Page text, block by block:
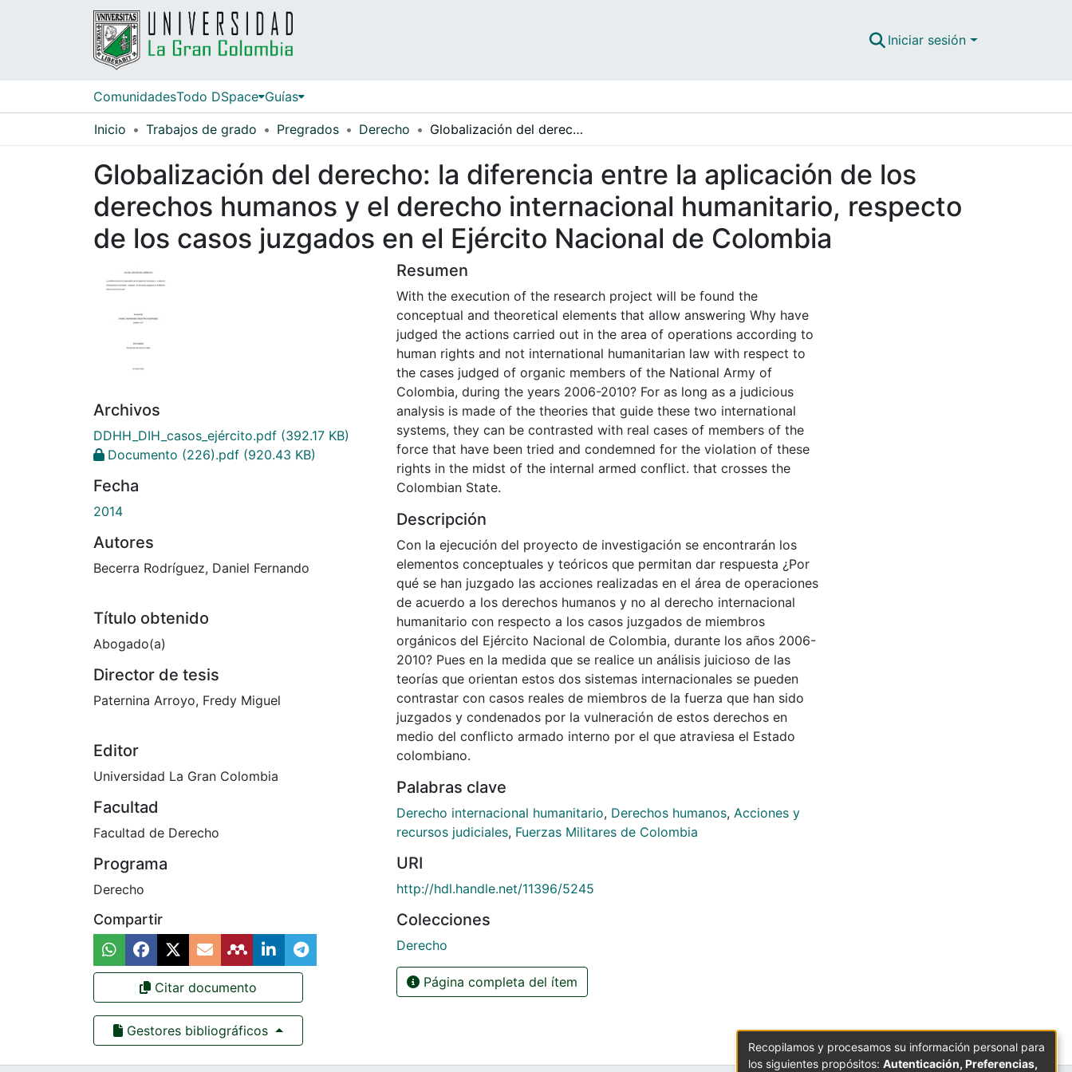
Iniciar sesión
ComunidadesTodo DSpace Guías
Inicio Trabajos de grado Pregrados Derecho Globalización del derecho: la diferencia entre la aplicación de los derechos humanos y el derecho internacional humanitario, respecto de los casos juzgados en el Ejército Nacional de Colombia
Globalización del derecho: la diferencia entre la aplicación de los
derechos humanos y el derecho internacional humanitario, respecto
de los casos juzgados en el Ejército Nacional de Colombia
Archivos
DDHH_DIH_casos_ejército.pdf (392.17 KB)
Documento (226).pdf (920.43 KB)
Fecha
2014
Autores
Becerra Rodríguez, Daniel Fernando
Título obtenido
Abogado(a)
Director de tesis
Paternina Arroyo, Fredy Miguel
Editor
Universidad La Gran Colombia
Facultad
Facultad de Derecho
Programa
Derecho
Compartir
Citar documento
Gestores bibliográficos
Resumen
With the execution of the research project will be found the
conceptual and theoretical elements that allow answering Why have
judged the actions carried out in the area of ​​operations according to
human rights and not international humanitarian law with respect to
the cases judged of organic members of the National Army of
Colombia, during the years 2006-2010? For as long as a judicious
analysis is made of the theories that guide these two international
systems, they can be contrasted with real cases of members of the
force that have been tried and condemned for the violation of these
rights in the midst of the internal armed conflict. that crosses the
Colombian State.
Descripción
Con la ejecución del proyecto de investigación se encontrarán los
elementos conceptuales y teóricos que permitan dar respuesta ¿Por
qué se han juzgado las acciones realizadas en el área de operaciones
de acuerdo a los derechos humanos y no al derecho internacional
humanitario con respecto a los casos juzgados de miembros
orgánicos del Ejército Nacional de Colombia, durante los años 2006-
2010? Pues en la medida que se realice un análisis juicioso de las
teorías que orientan estos dos sistemas internacionales se pueden
contrastar con casos reales de miembros de la fuerza que han sido
juzgados y condenados por la vulneración de estos derechos en
medio del conflicto armado interno por el que atraviesa el Estado
colombiano.
Palabras clave
Derecho internacional humanitario, Derechos humanos, Acciones y
recursos judiciales, Fuerzas Militares de Colombia
URI
http://hdl.handle.net/11396/5245
Colecciones
Derecho
Página completa del ítem
Recopilamos y procesamos su información personal para
los siguientes propósitos: Autenticación, Preferencias,